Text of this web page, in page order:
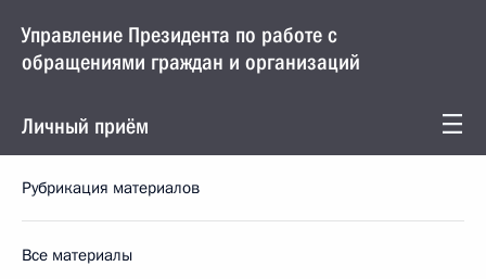
Управление Президента по работе с
обращениями граждан и организаций
Личный приём
Рубрикация материалов
Все материалы